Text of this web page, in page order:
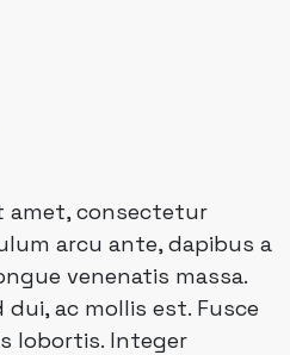
amet, consectetur
arcu ante, dapibus a
venenatis massa.
ac mollis est. Fusce
lobortis. Integer